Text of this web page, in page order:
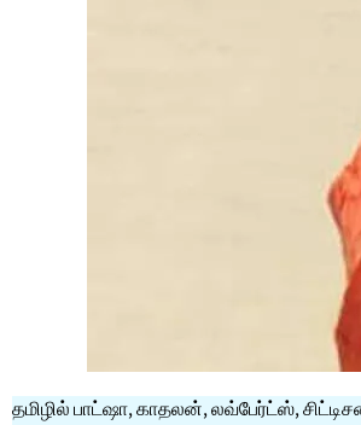
தமிழில் பாட்ஷா, காதலன், லவ்பேர்ட்ஸ்,